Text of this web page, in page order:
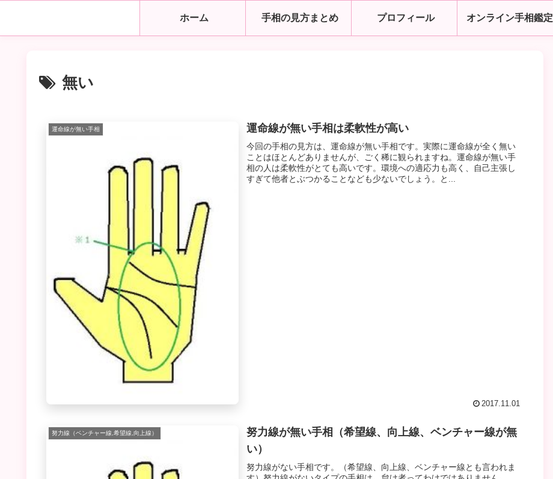
ホーム 手相の見方まとめ プロフィール オンライン手相鑑定
無い
運命線が無い手相 運命線が無い手相は柔軟性が高い
今回の手相の見方は、運命線が無い手相です。実際に運命線が全く無い
ことはほとんどありませんが、ごく稀に観られますね。運命線が無い手
相の人は柔軟性がとても高いです。環境への適応力も高く、自己主張し
すぎて他者とぶつかることなども少ないでしょう。と...
2017.11.01
努力線（ベンチャー線,希望線,向上線）
努力線が無い手相（希望線、向上線、ベンチャー線が無
い）
努力線がない手相です。（希望線、向上線、ベンチャー線とも言われま